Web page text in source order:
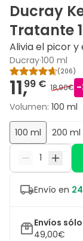
Ducray
Tratante
Alivia el picor
Ducray·100 ml
(206)
11,99 € 18,90€ -
Volumen: 100 ml
100 ml 200 ml
Envío en
Envíos
49,00€